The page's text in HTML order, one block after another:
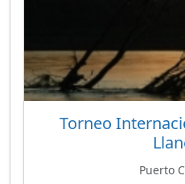
Torneo
Puerto